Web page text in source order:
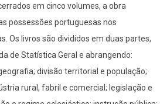
em cinco volumes, a obra
possessões portuguesas nos
Os livros são divididos em duas partes,
de Statística Geral e abrangendo:
divisão territorial e população;
rural, fabril e comercial; legislação e